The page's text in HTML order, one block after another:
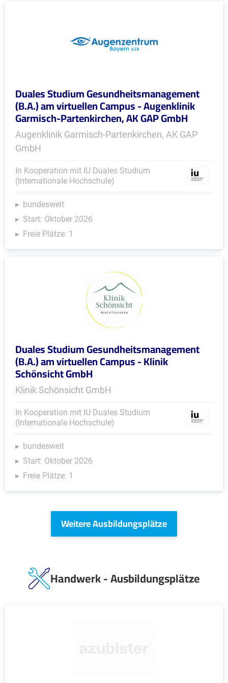
Duales Studium Gesundheitsmanagement
(B.A.) am virtuellen Campus - Augenklinik
Garmisch-Partenkirchen, AK GAP GmbH
Augenklinik Garmisch-Partenkirchen, AK GAP
GmbH
In Kooperation mit IU Duales Studium
(Internationale Hochschule)
bundesweit
Start: Oktober 2026
Freie Plätze: 1
Duales Studium Gesundheitsmanagement
(B.A.) am virtuellen Campus - Klinik
Schönsicht GmbH
Klinik Schönsicht GmbH
In Kooperation mit IU Duales Studium
(Internationale Hochschule)
bundesweit
Start: Oktober 2026
Freie Plätze: 1
Weitere Ausbildungsplätze
Handwerk - Ausbildungsplätze